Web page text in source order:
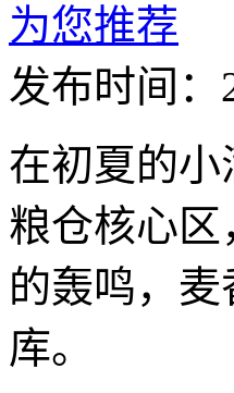
为您推荐
发布时间：
在初夏的
粮仓核心
的轰鸣，
库。